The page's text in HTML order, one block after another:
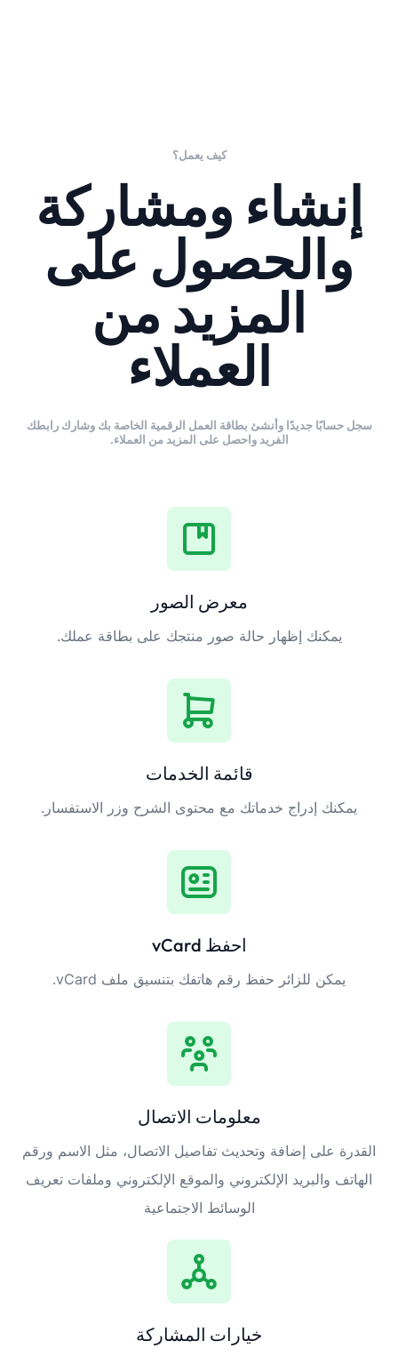
كيف يعمل؟
إنشاء ومشاركة
والحصول على
المزيد من
العملاء
سجل حسابًا جديدًا وأنشئ بطاقة العمل الرقمية الخاصة بك وشارك رابطك
الفريد واحصل على المزيد من العملاء.
معرض الصور
يمكنك إظهار حالة صور منتجك على بطاقة عملك.
قائمة الخدمات
يمكنك إدراج خدماتك مع محتوى الشرح وزر الاستفسار.
احفظ vCard
يمكن للزائر حفظ رقم هاتفك بتنسيق ملف vCard.
معلومات الاتصال
القدرة على إضافة وتحديث تفاصيل الاتصال، مثل الاسم ورقم
الهاتف والبريد الإلكتروني والموقع الإلكتروني وملفات تعريف
الوسائط الاجتماعية
خيارات المشاركة